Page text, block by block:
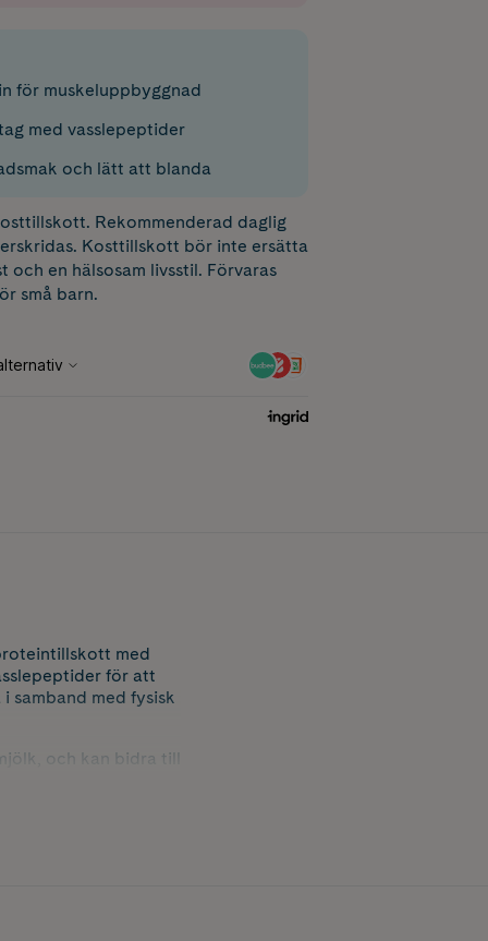
för muskeluppbyggnad
med vasslepeptider
och lätt att blanda
Rekommenderad daglig
Kosttillskott bör inte ersätta
och en hälsosam livsstil. Förvaras
små barn.
med
för att
samband med fysisk
och kan bidra till